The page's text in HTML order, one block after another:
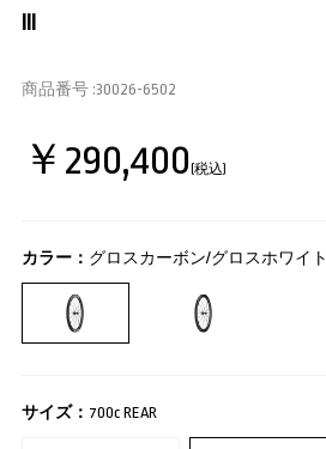
III
商品番号 :30026-6502
￥290,400(税込)
カラー： グロスカーボン/グロスホワイト
サイズ： 700c REAR